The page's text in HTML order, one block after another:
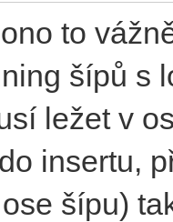
ono to
šípů s
ležet v
insertu,
šípu)